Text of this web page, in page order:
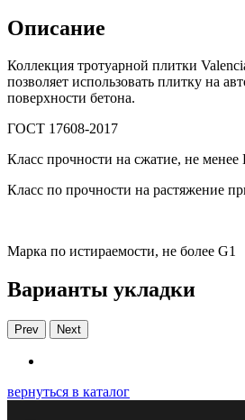
Описание
Коллекция тротуарной плитки
позволяет использовать плитку на
поверхности бетона.
ГОСТ 17608-2017
Класс прочности на сжатие, не менее
Класс по прочности на растяжение
Марка по истираемости, не более G1
Варианты укладки
Prev Next
вернуться в каталог